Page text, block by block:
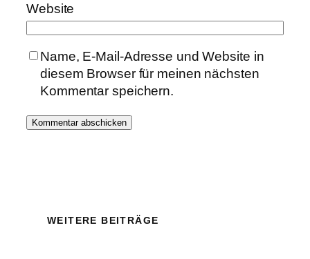
Website
Name, E-Mail-Adresse und Website in
diesem Browser für meinen nächsten
Kommentar speichern.
WEITERE BEITRÄGE